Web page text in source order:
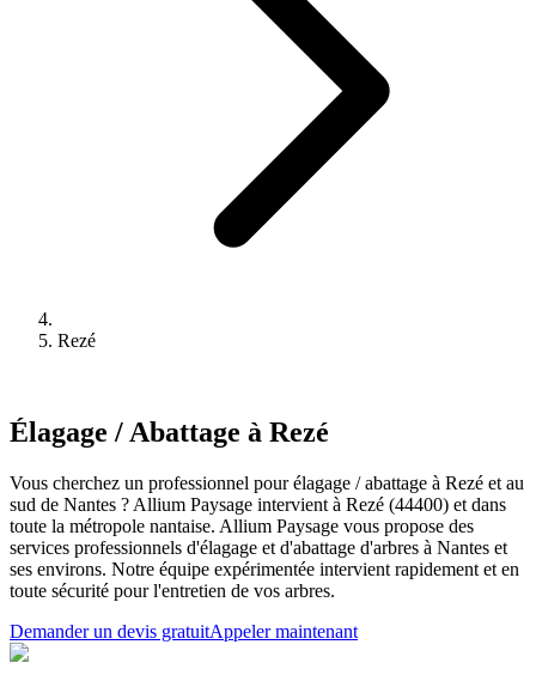
Rezé
Élagage / Abattage à Rezé
Vous cherchez un professionnel pour élagage / abattage à Rezé et au
sud de Nantes ? Allium Paysage intervient à Rezé (44400) et dans
toute la métropole nantaise. Allium Paysage vous propose des
services professionnels d'élagage et d'abattage d'arbres à Nantes et
ses environs. Notre équipe expérimentée intervient rapidement et en
toute sécurité pour l'entretien de vos arbres.
Demander un devis gratuitAppeler maintenant